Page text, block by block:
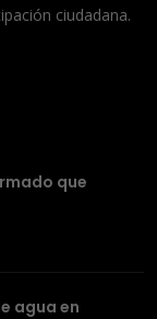
ciudadana.
que
agua en